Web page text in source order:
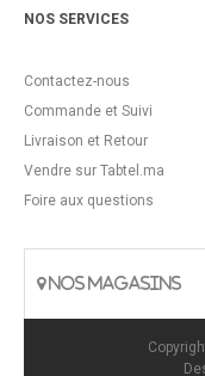
NOS SERVICES
Contactez-nous
Commande et Suivi
Livraison et Retour
Vendre sur Tabtel.ma
Foire aux questions
NOS MAGASINS